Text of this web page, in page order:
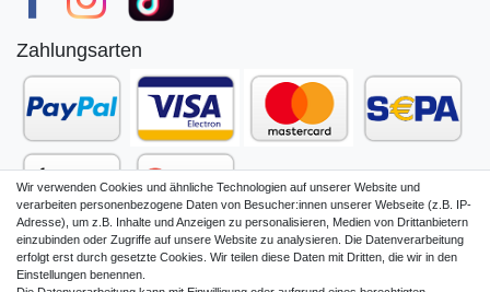
Zahlungsarten
Wir verwenden Cookies und ähnliche Technologien auf unserer Website und
verarbeiten personenbezogene Daten von Besucher:innen unserer Webseite (z.B. IP-
Adresse), um z.B. Inhalte und Anzeigen zu personalisieren, Medien von Drittanbietern
einzubinden oder Zugriffe auf unsere Website zu analysieren. Die Datenverarbeitung
erfolgt erst durch gesetzte Cookies. Wir teilen diese Daten mit Dritten, die wir in den
Einstellungen benennen.